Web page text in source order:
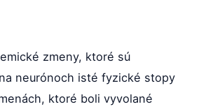
zmeny, ktoré sú
neurónoch isté fyzické stopy
ktoré boli vyvolané